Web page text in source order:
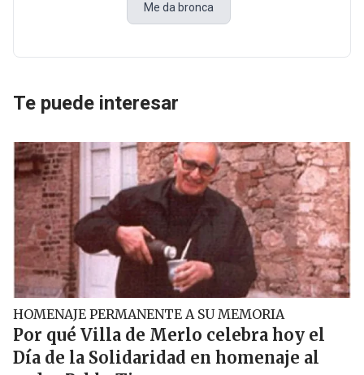
Me da bronca
Te puede interesar
HOMENAJE PERMANENTE A SU MEMORIA
Por qué Villa de Merlo celebra hoy el
Día de la Solidaridad en homenaje al